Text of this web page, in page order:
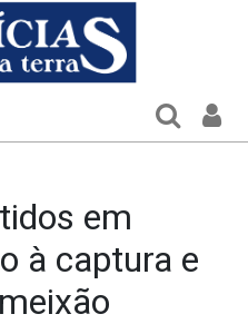
em
à captura e